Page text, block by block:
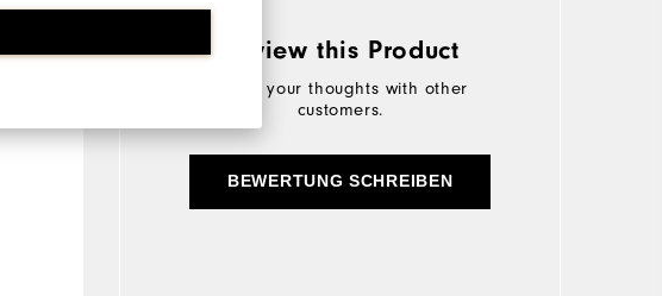
Review this Product
Share your thoughts with other
customers.
BEWERTUNG SCHREIBEN